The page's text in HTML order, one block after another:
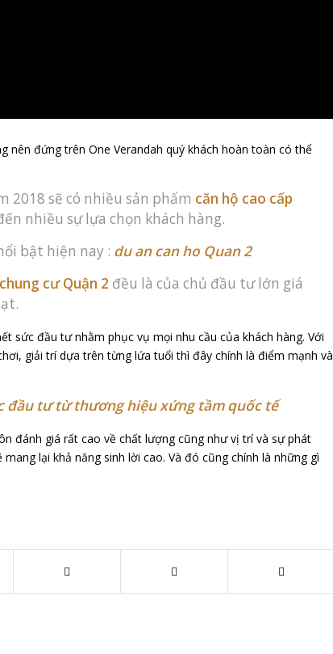
nên đứng trên One Verandah quý khách hoàn toàn có thể
2018 sẽ có nhiều sản phẩm căn hộ cao cấp
nhiều sự lựa chọn khách hàng.
bật hiện nay : du an can ho Quan 2
cư Quận 2 đều là của chủ đầu tư lớn giá
sức đầu tư nhằm phục vụ mọi nhu cầu của khách hàng. Với
giải trí dựa trên từng lứa tuổi thì đây chính là điểm mạnh và
đầu tư từ thương hiệu xứng tầm quốc tế
đánh giá rất cao về chất lượng cũng như vị trí và sự phát
lại khả năng sinh lời cao. Và đó cũng chính là những gì